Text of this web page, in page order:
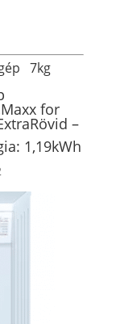
7kg
for
–
1,19kWh